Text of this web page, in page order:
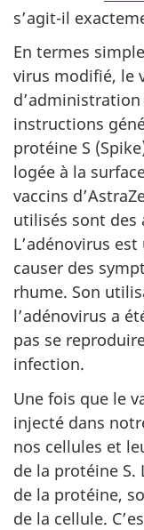
s’agit-il
En termes
virus modifié, le
instructions
protéine S
logée à la
vaccins
utilisés sont des
L’adénovirus
causer des
rhume. Son
l’adénovirus a
pas se
infection.
Une fois que le
injecté dans
nos cellules et
de la protéine S.
de la protéine,
de la cellule.